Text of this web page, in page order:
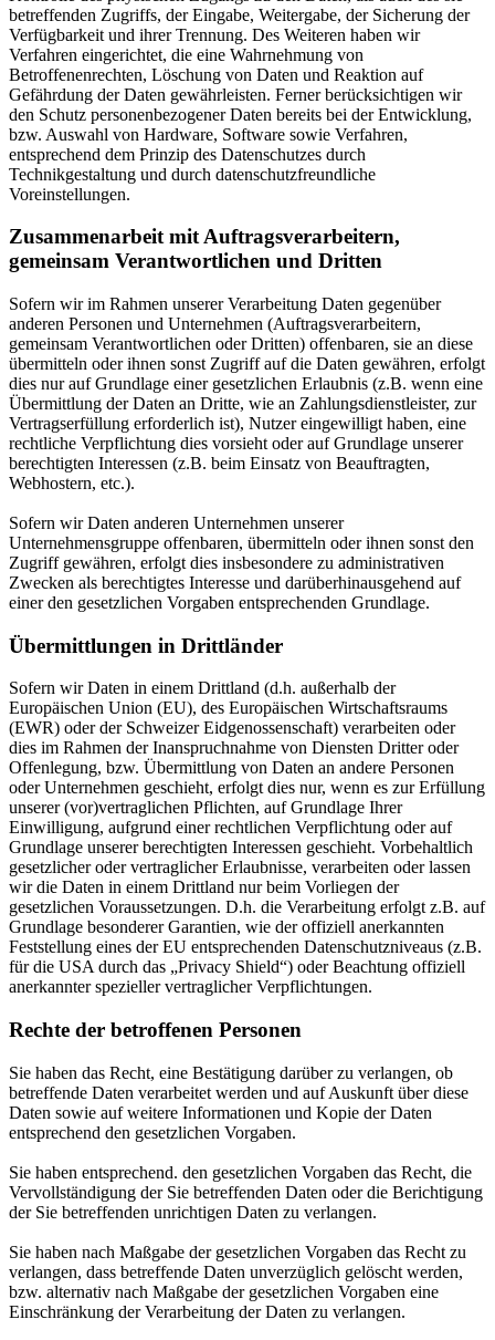
betreffenden Zugriffs, der Eingabe, Weitergabe, der Sicherung der
Verfügbarkeit und ihrer Trennung. Des Weiteren haben wir
Verfahren eingerichtet, die eine Wahrnehmung von
Betroffenenrechten, Löschung von Daten und Reaktion auf
Gefährdung der Daten gewährleisten. Ferner berücksichtigen wir
den Schutz personenbezogener Daten bereits bei der Entwicklung,
bzw. Auswahl von Hardware, Software sowie Verfahren,
entsprechend dem Prinzip des Datenschutzes durch
Technikgestaltung und durch datenschutzfreundliche
Voreinstellungen.
Zusammenarbeit mit Auftragsverarbeitern,
gemeinsam Verantwortlichen und Dritten
Sofern wir im Rahmen unserer Verarbeitung Daten gegenüber
anderen Personen und Unternehmen (Auftragsverarbeitern,
gemeinsam Verantwortlichen oder Dritten) offenbaren, sie an diese
übermitteln oder ihnen sonst Zugriff auf die Daten gewähren, erfolgt
dies nur auf Grundlage einer gesetzlichen Erlaubnis (z.B. wenn eine
Übermittlung der Daten an Dritte, wie an Zahlungsdienstleister, zur
Vertragserfüllung erforderlich ist), Nutzer eingewilligt haben, eine
rechtliche Verpflichtung dies vorsieht oder auf Grundlage unserer
berechtigten Interessen (z.B. beim Einsatz von Beauftragten,
Webhostern, etc.).
Sofern wir Daten anderen Unternehmen unserer
Unternehmensgruppe offenbaren, übermitteln oder ihnen sonst den
Zugriff gewähren, erfolgt dies insbesondere zu administrativen
Zwecken als berechtigtes Interesse und darüberhinausgehend auf
einer den gesetzlichen Vorgaben entsprechenden Grundlage.
Übermittlungen in Drittländer
Sofern wir Daten in einem Drittland (d.h. außerhalb der
Europäischen Union (EU), des Europäischen Wirtschaftsraums
(EWR) oder der Schweizer Eidgenossenschaft) verarbeiten oder
dies im Rahmen der Inanspruchnahme von Diensten Dritter oder
Offenlegung, bzw. Übermittlung von Daten an andere Personen
oder Unternehmen geschieht, erfolgt dies nur, wenn es zur Erfüllung
unserer (vor)vertraglichen Pflichten, auf Grundlage Ihrer
Einwilligung, aufgrund einer rechtlichen Verpflichtung oder auf
Grundlage unserer berechtigten Interessen geschieht. Vorbehaltlich
gesetzlicher oder vertraglicher Erlaubnisse, verarbeiten oder lassen
wir die Daten in einem Drittland nur beim Vorliegen der
gesetzlichen Voraussetzungen. D.h. die Verarbeitung erfolgt z.B. auf
Grundlage besonderer Garantien, wie der offiziell anerkannten
Feststellung eines der EU entsprechenden Datenschutzniveaus (z.B.
für die USA durch das „Privacy Shield“) oder Beachtung offiziell
anerkannter spezieller vertraglicher Verpflichtungen.
Rechte der betroffenen Personen
Sie haben das Recht, eine Bestätigung darüber zu verlangen, ob
betreffende Daten verarbeitet werden und auf Auskunft über diese
Daten sowie auf weitere Informationen und Kopie der Daten
entsprechend den gesetzlichen Vorgaben.
Sie haben entsprechend. den gesetzlichen Vorgaben das Recht, die
Vervollständigung der Sie betreffenden Daten oder die Berichtigung
der Sie betreffenden unrichtigen Daten zu verlangen.
Sie haben nach Maßgabe der gesetzlichen Vorgaben das Recht zu
verlangen, dass betreffende Daten unverzüglich gelöscht werden,
bzw. alternativ nach Maßgabe der gesetzlichen Vorgaben eine
Einschränkung der Verarbeitung der Daten zu verlangen.